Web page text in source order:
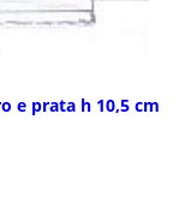
e prata h 10,5 cm